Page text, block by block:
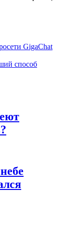
GigaChat
способ